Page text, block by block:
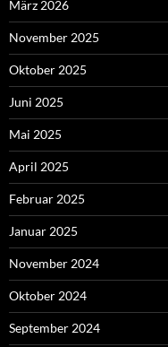
März 2026
November 2025
Oktober 2025
Juni 2025
Mai 2025
April 2025
Februar 2025
Januar 2025
November 2024
Oktober 2024
September 2024